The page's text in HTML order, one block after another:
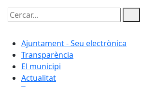
Cercar:
Ajuntament - Seu electrònica
Transparència
El municipi
Actualitat